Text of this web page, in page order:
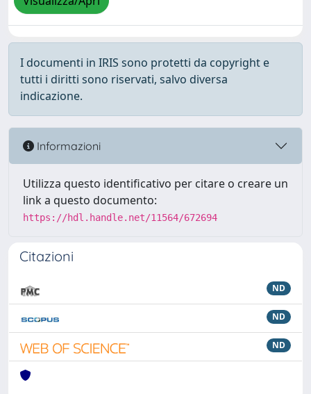
I documenti in IRIS sono protetti da copyright e
tutti i diritti sono riservati, salvo diversa
indicazione.
Informazioni
Utilizza questo identificativo per citare o creare un
link a questo documento:
https://hdl.handle.net/11564/672694
Citazioni
ND
ND
ND